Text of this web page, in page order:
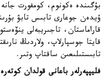
بۇگىندە ەكونوم، كومفورت
ۇيدەن جوعارى تابىس تابۋ
قاراماستان، تاجىريبەلى
قايتا جوسپارلاپ، ولاردىڭ
تابىستىلىعىن ساقتاپ وتىر.
فليپپەرلەر باعانى قولدان